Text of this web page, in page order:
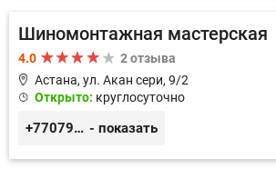
Шиномонтажная мастерская
4.0
2 отзыва
Астана, ул. ​Акан сери, 9/2
Открыто: круглосуточно
+77079620179 - показать